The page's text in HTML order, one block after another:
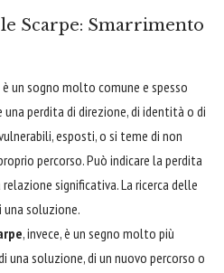
Scarpe: Smarrimento
è un sogno molto comune e spesso
perdita di direzione, di identità o di
esposti, o si teme di non
percorso. Può indicare la perdita
significativa. La ricerca delle
una soluzione.
, invece, è un segno molto più
soluzione, di un nuovo percorso o